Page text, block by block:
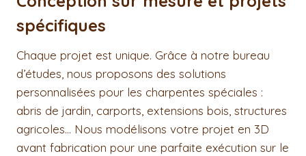
spécifiques
Chaque projet est unique. Grâce à notre bureau
d’études, nous proposons des solutions
personnalisées pour les charpentes spéciales :
abris de jardin, carports, extensions bois, structures
agricoles… Nous modélisons votre projet en 3D
avant fabrication pour une parfaite exécution sur le